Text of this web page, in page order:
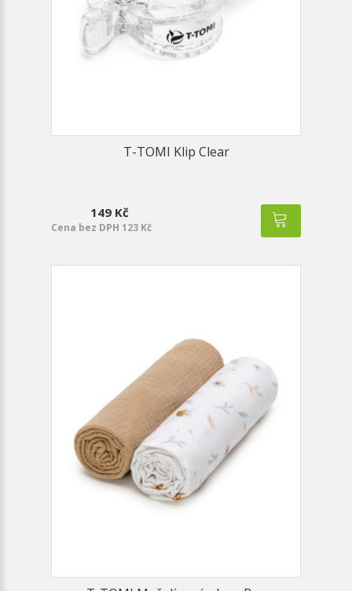
T-TOMI Klip Clear
149 Kč
Cena bez DPH 123 Kč